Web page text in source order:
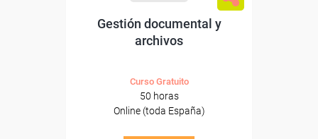
Gestión documental y
archivos
Curso Gratuito
50 horas
Online (toda España)